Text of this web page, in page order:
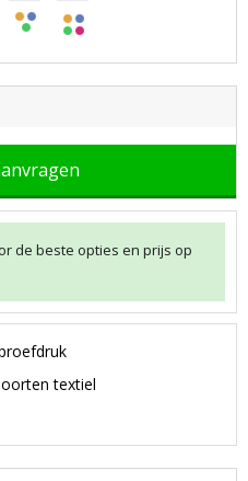
de beste opties en prijs op
textiel